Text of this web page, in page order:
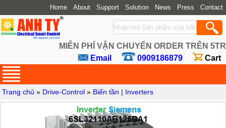
Home About Support Solution News Press Contact
MIỄN PHÍ VẬN CHUYỂN ORDER TRÊN 5TR
Email
0909186879 Cart
Trang chủ » Drive-Control » Biến tần | Inverters